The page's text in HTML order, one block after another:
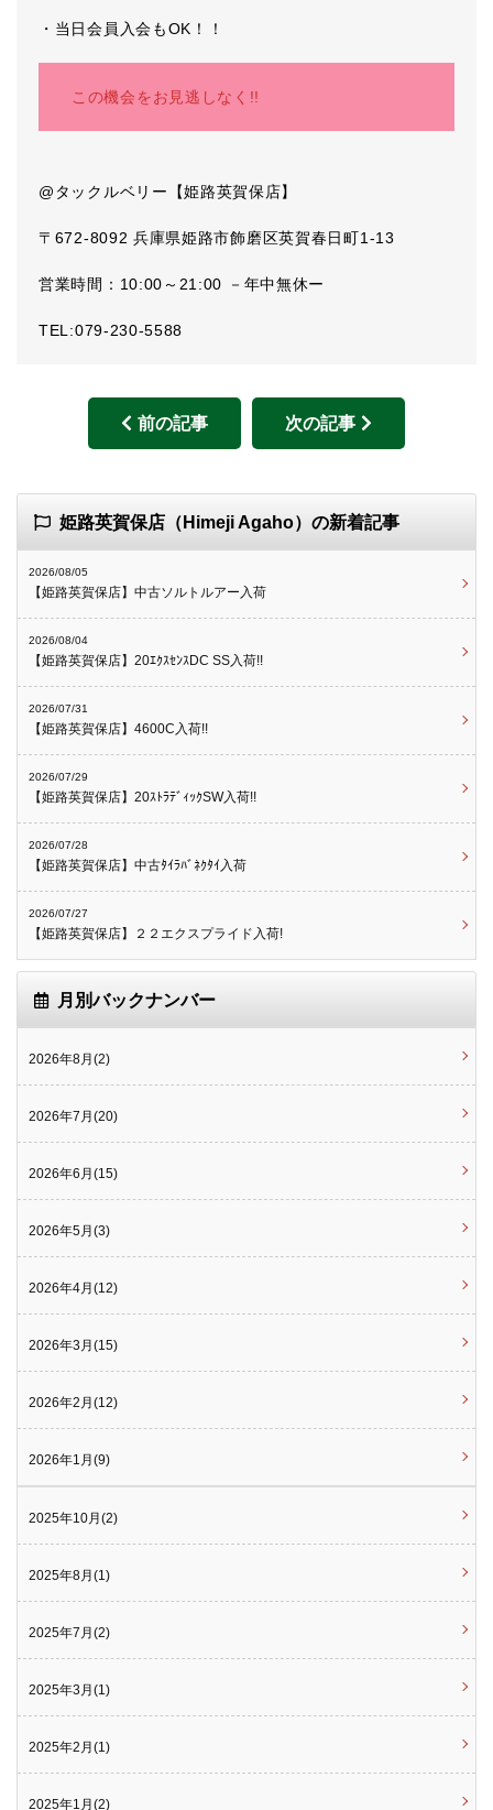
・当日会員入会もOK！！
この機会をお見逃しなく!!
@タックルベリー【姫路英賀保店】
〒672-8092 兵庫県姫路市飾磨区英賀春日町1-13
営業時間：10:00～21:00 －年中無休ー
TEL:079-230-5588
前の記事 次の記事
姫路英賀保店（Himeji Agaho）の新着記事
2026/08/05
【姫路英賀保店】中古ソルトルアー入荷
2026/08/04
【姫路英賀保店】20ｴｸｽｾﾝｽDC SS入荷!!
2026/07/31
【姫路英賀保店】4600C入荷!!
2026/07/29
【姫路英賀保店】20ｽﾄﾗﾃﾞｨｯｸSW入荷!!
2026/07/28
【姫路英賀保店】中古ﾀｲﾗﾊﾞﾈｸﾀｲ入荷
2026/07/27
【姫路英賀保店】２２エクスプライド入荷!
月別バックナンバー
2026年8月(2)
2026年7月(20)
2026年6月(15)
2026年5月(3)
2026年4月(12)
2026年3月(15)
2026年2月(12)
2026年1月(9)
2025年10月(2)
2025年8月(1)
2025年7月(2)
2025年3月(1)
2025年2月(1)
2025年1月(2)